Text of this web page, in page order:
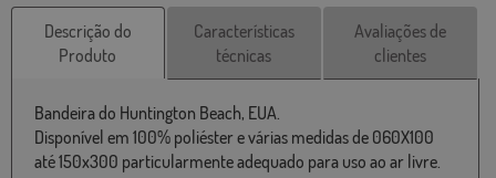
Descrição do
Produto
Características
técnicas
Avaliações de
clientes
Bandeira do Huntington Beach, EUA.
Disponível em 100% poliéster e várias medidas de 060X100
até 150x300 particularmente adequado para uso ao ar livre.